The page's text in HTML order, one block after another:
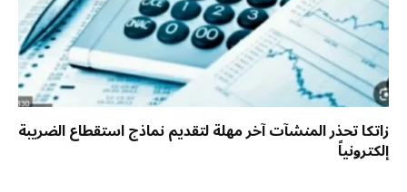
زاتكا تحذر المنشآت آخر مهلة لتقديم نماذج استقطاع الضريبة
إلكترونياً